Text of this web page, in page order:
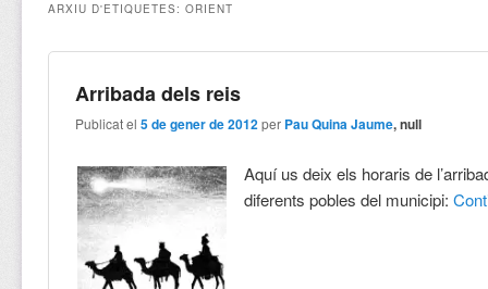
ARXIU D'ETIQUETES:ORIENT
Arribada dels reis
Publicat el5 de gener de 2012 per Pau Quina Jaume, null
Aquí us deix els horaris de
diferents pobles del municipi: